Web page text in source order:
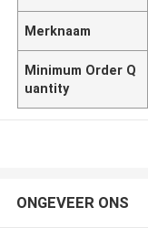
Merknaam
Minimum Order Q
uantity
ONGEVEER ONS